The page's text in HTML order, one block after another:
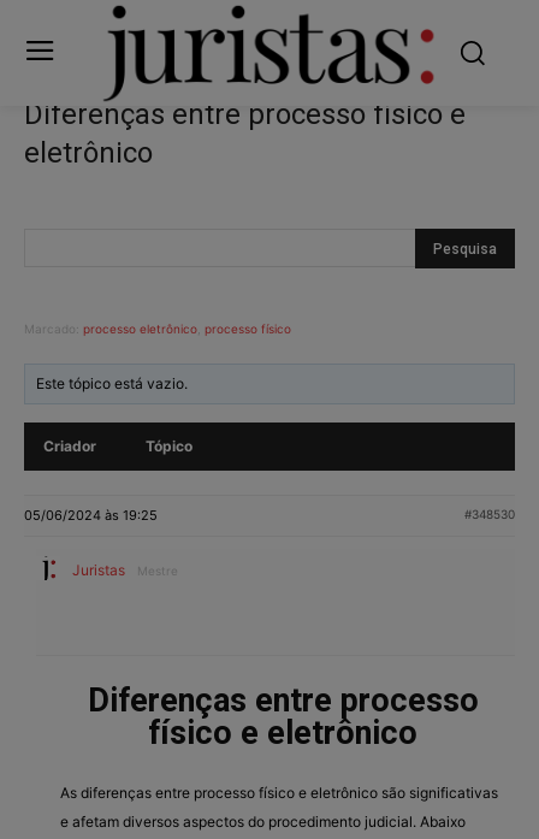
Diferenças entre processo físico e
eletrônico
Marcado: processo eletrônico processo físico
Este tópico está vazio.
Criador Tópico
05/06/2024 às 19:25 #348530
Juristas Mestre
Diferenças entre processo
físico e eletrônico
As diferenças entre processo físico e eletrônico são significativas
e afetam diversos aspectos do procedimento judicial. Abaixo